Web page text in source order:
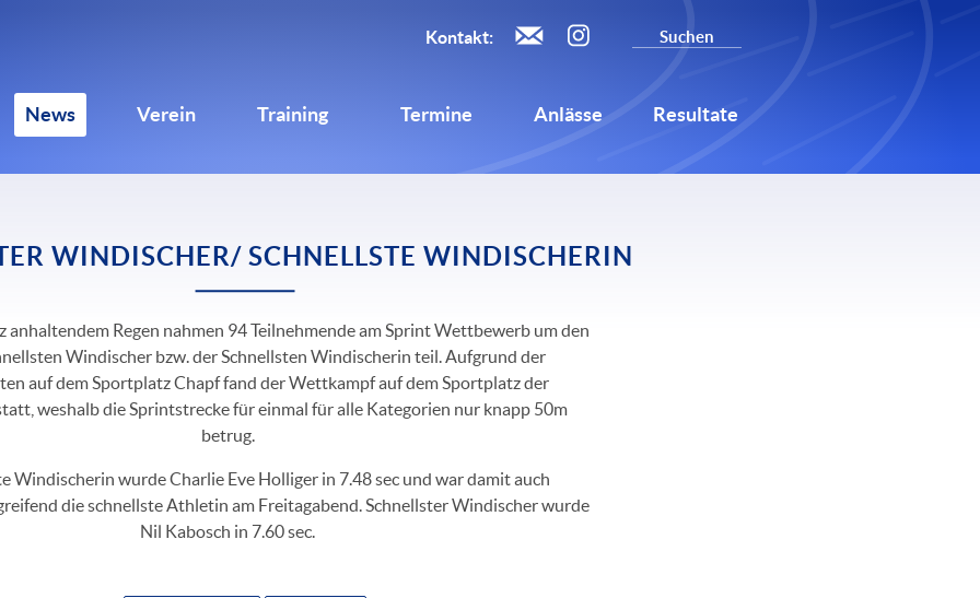
News Verein Training Termine Anlässe Resultate
Kontakt:
WINDISCHER/ SCHNELLSTE WINDISCHERIN
anhaltendem Regen nahmen 94 Teilnehmende am Sprint Wettbewerb um den
Windischer bzw. der Schnellsten Windischerin teil. Aufgrund der
auf dem Sportplatz Chapf fand der Wettkampf auf dem Sportplatz der
weshalb die Sprintstrecke für einmal für alle Kategorien nur knapp 50m
betrug.
Windischerin wurde Charlie Eve Holliger in 7.48 sec und war damit auch
die schnellste Athletin am Freitagabend. Schnellster Windischer wurde
Nil Kabosch in 7.60 sec.